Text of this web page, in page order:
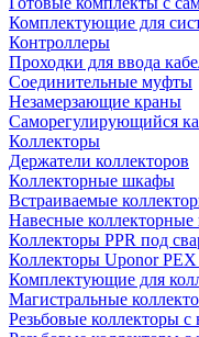
Комплектующие для
Контроллеры
Проходки для ввода
Соединительные муфты
Незамерзающие краны
Саморегулирующийся
Коллекторы
Держатели коллекторов
Коллекторные шкафы
Встраиваемые
Навесные
Коллекторы PPR под
Коллекторы Uponor
Комплектующие для
Магистральные
Резьбовые коллекторы с